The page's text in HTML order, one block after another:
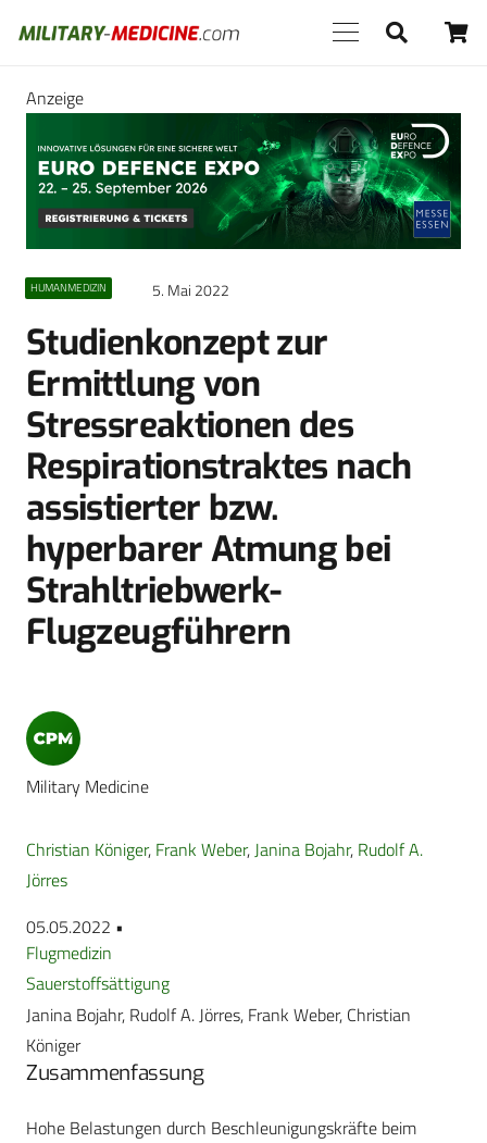
Anzeige
HUMANMEDIZIN 5. Mai 2022
Studienkonzept zur
Ermittlung von
Stressreaktionen des
Respirationstraktes nach
assistierter bzw.
hyperbarer Atmung bei
Strahltriebwerk-
Flugzeugführern
Military Medicine
Christian Königer, Frank Weber,Janina Bojahr, Rudolf A.
Jörres
05.05.2022 •
Flugmedizin
Sauerstoffsättigung
Janina Bojahr, Rudolf A. Jörres, Frank Weber, Christian
Königer
Zusammenfassung
Hohe Belastungen durch Beschleunigungskräfte beim